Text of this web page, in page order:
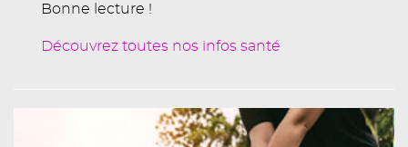
Bonne lecture !
Découvrez toutes nos infos santé